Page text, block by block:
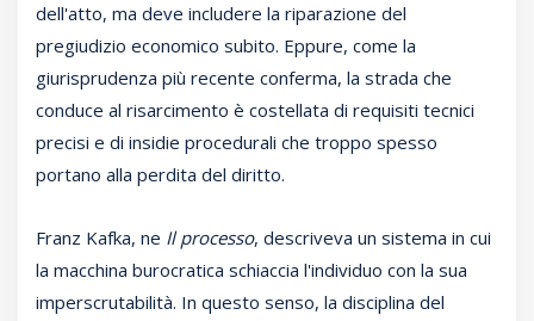
dell'atto, ma deve includere la riparazione del
pregiudizio economico subito. Eppure, come la
giurisprudenza più recente conferma, la strada che
conduce al risarcimento è costellata di requisiti tecnici
precisi e di insidie procedurali che troppo spesso
portano alla perdita del diritto.
Franz Kafka, ne Il processo, descriveva un sistema in cui
la macchina burocratica schiaccia l'individuo con la sua
imperscrutabilità. In questo senso, la disciplina del